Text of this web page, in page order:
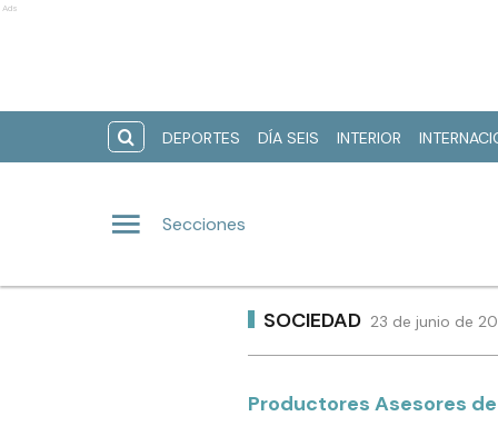
Ads
DEPORTES DÍA SEIS INTERIOR
Secciones
SOCIEDAD 23 de junio de
Productores Asesores